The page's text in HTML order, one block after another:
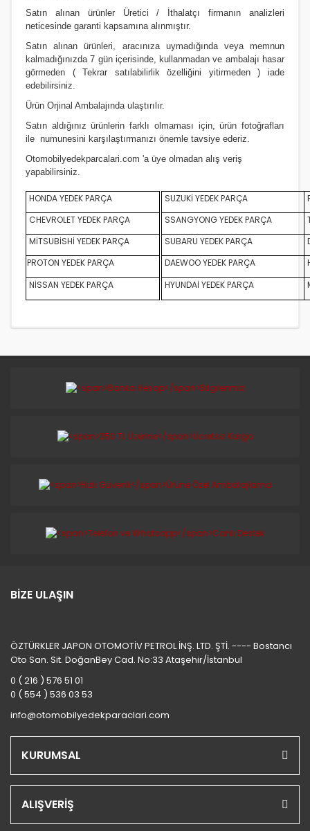
Satın alınan ürünler Üretici / İthalatçı firmanın analizleri
neticesinde garanti kapsamına alınmıştır.
Satın alınan ürünleri, aracınıza uymadığında veya memnun
kalmadığınızda 7 gün içerisinde, kullanmadan ve ambalajı hasar
görmeden ( Tekrar satılabilirlik özelliğini yitirmeden ) iade
edebilirsiniz.
Ürün Orjinal Ambalajında ulaştırılır.
Satın aldığınız ürünlerin farklı olmaması için, ürün fotoğrafları
ile numunesini karşılaştırmanızı önemle tavsiye ederiz.
Otomobilyedekparcalari.com 'a üye olmadan alış veriş
yapabilirsiniz.
HONDA YEDEK PARÇA SUZUKİ YEDEK PARÇA
CHEVROLET YEDEK PARÇA
SSANGYONG YEDEK PARÇA
MİTSUBİSHİ YEDEK PARÇA
SUBARU YEDEK PARÇA
PROTON YEDEK PARÇA
DAEWOO YEDEK PARÇA
NİSSAN YEDEK PARÇA
HYUNDAİ YEDEK PARÇA
BİZE ULAŞIN
ÖZTÜRKLER JAPON OTOMOTİV PETROL İNŞ. LTD. ŞTİ. ---- Bostancı
Oto San. Sit. DoğanBey Cad. No:33 Ataşehir/İstanbul
0 ( 216 ) 576 51 01
0 ( 554 ) 536 03 53
info@otomobilyedekparaclari.com
KURUMSAL
ALIŞVERİŞ